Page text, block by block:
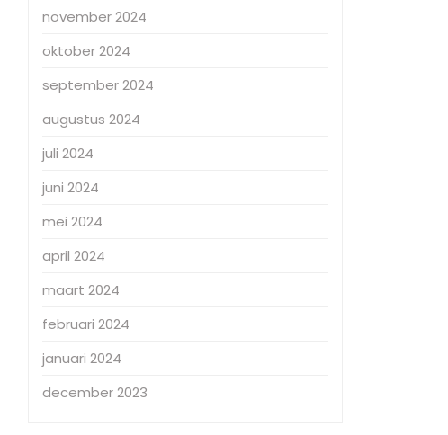
november 2024
oktober 2024
september 2024
augustus 2024
juli 2024
juni 2024
mei 2024
april 2024
maart 2024
februari 2024
januari 2024
december 2023